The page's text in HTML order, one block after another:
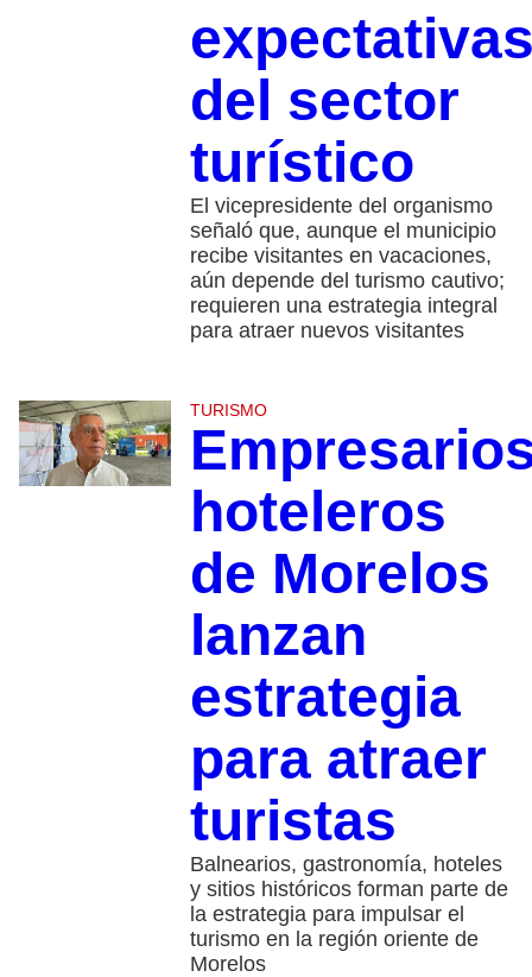
del sector
turístico
El vicepresidente del organismo
señaló que, aunque el municipio
recibe visitantes en vacaciones,
aún depende del turismo cautivo;
requieren una estrategia integral
para atraer nuevos visitantes
TURISMO
hoteleros
de Morelos
lanzan
estrategia
para atraer
turistas
Balnearios, gastronomía, hoteles
y sitios históricos forman parte de
la estrategia para impulsar el
turismo en la región oriente de
Morelos